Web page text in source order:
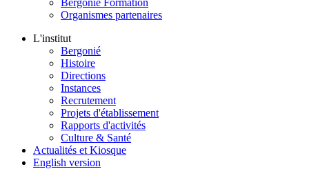
Bergonié Formation
Organismes partenaires
L'institut
Bergonié
Histoire
Directions
Instances
Recrutement
Projets d'établissement
Rapports d'activités
Culture & Santé
Actualités et Kiosque
English version